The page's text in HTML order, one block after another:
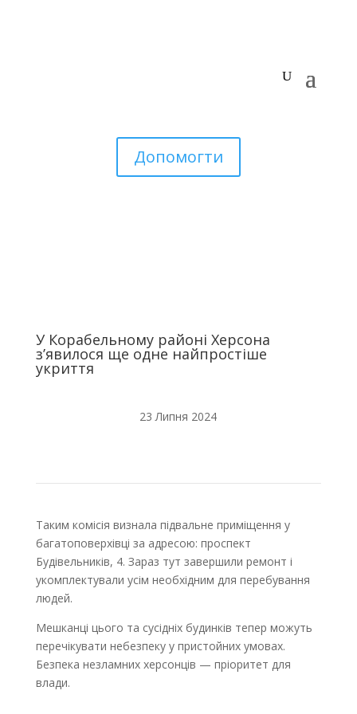
Допомогти
У Корабельному районі Херсона
з’явилося ще одне найпростіше
укриття
23 Липня 2024
Таким комісія визнала підвальне приміщення у
багатоповерхівці за адресою: проспект
Будівельників, 4. Зараз тут завершили ремонт і
укомплектували усім необхідним для перебування
людей.
Мешканці цього та сусідніх будинків тепер можуть
перечікувати небезпеку у пристойних умовах.
Безпека незламних херсонців — пріоритет для
влади.